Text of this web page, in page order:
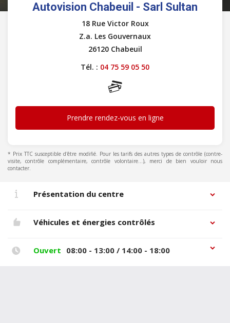
Autovision Chabeuil - Sarl Sultan
18 Rue Victor Roux
Z.a. Les Gouvernaux
26120 Chabeuil
Tél. : 04 75 59 05 50
Prendre rendez-vous en ligne
* Prix TTC susceptible d'être modifié. Pour les tarifs des autres types de contrôle (contre-
visite, contrôle complémentaire, contrôle volontaire...), merci de bien vouloir nous
contacter.
Présentation du centre
Véhicules et énergies contrôlés
Ouvert 08:00 - 13:00 / 14:00 - 18:00